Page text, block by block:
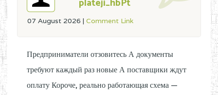
07 August 2026 | Comment Link
Предприниматели отзовитесь А документы
требуют каждый раз новые А поставщики ждут
оплату Короче, реально работающая схема —